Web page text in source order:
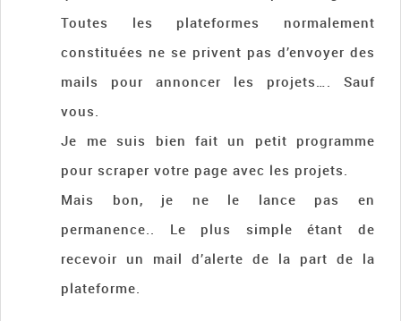
Toutes les plateformes normalement
constituées ne se privent pas d’envoyer des
mails pour annoncer les projets…. Sauf
vous.
Je me suis bien fait un petit programme
pour scraper votre page avec les projets.
Mais bon, je ne le lance pas en
permanence.. Le plus simple étant de
recevoir un mail d’alerte de la part de la
plateforme.